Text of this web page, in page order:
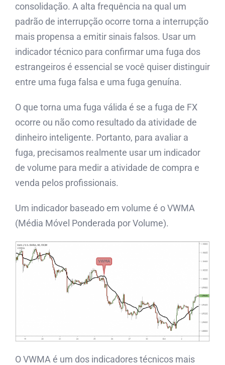
consolidação. A alta frequência na qual um
padrão de interrupção ocorre torna a interrupção
mais propensa a emitir sinais falsos. Usar um
indicador técnico para confirmar uma fuga dos
estrangeiros é essencial se você quiser distinguir
entre uma fuga falsa e uma fuga genuína.
O que torna uma fuga válida é se a fuga de FX
ocorre ou não como resultado da atividade de
dinheiro inteligente. Portanto, para avaliar a
fuga, precisamos realmente usar um indicador
de volume para medir a atividade de compra e
venda pelos profissionais.
Um indicador baseado em volume é o VWMA
(Média Móvel Ponderada por Volume).
O VWMA é um dos indicadores técnicos mais